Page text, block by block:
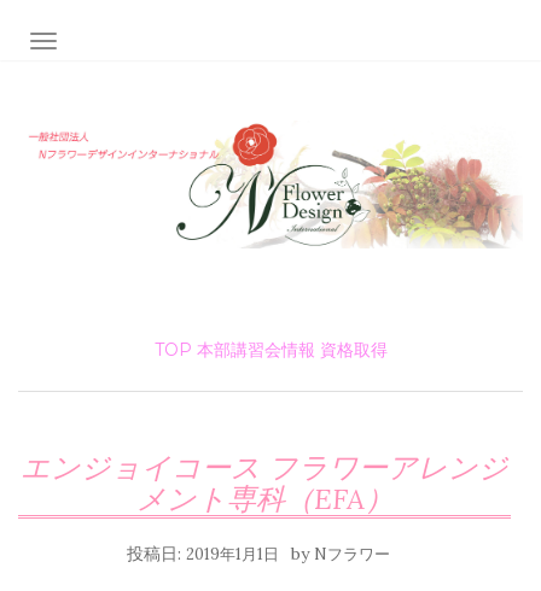
ナビゲーション切り替え
TOP 本部講習会情報 資格取得
エンジョイコース フラワーアレンジ
メント専科（EFA）
投稿日: 2019年1月1日 by Nフラワー